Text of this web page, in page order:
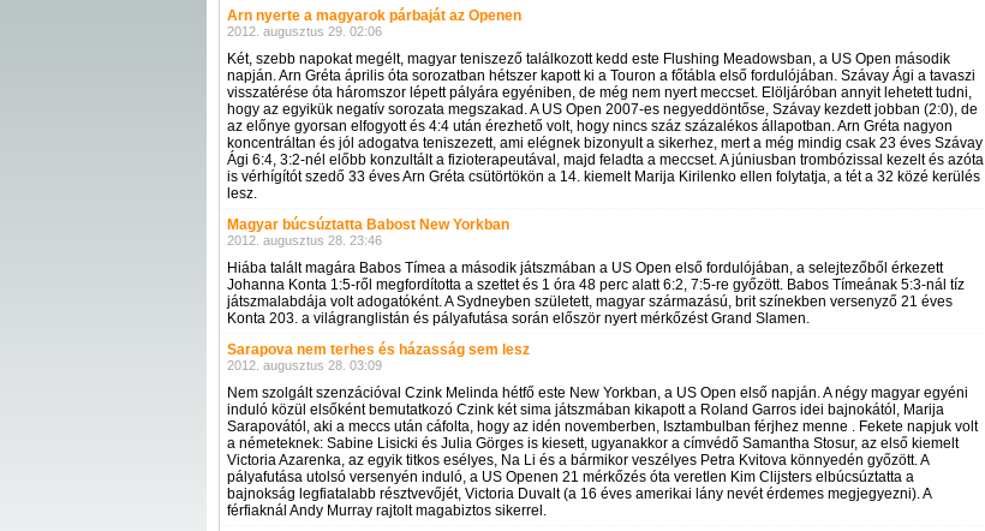
Arn nyerte a magyarok párbaját az Openen
2012. augusztus 29. 02:06
Két, szebb napokat megélt, magyar teniszező találkozott kedd este Flushing Meadowsban, a US Open második
napján. Arn Gréta április óta sorozatban hétszer kapott ki a Touron a főtábla első fordulójában. Szávay Ági a tavaszi
visszatérése óta háromszor lépett pályára egyéniben, de még nem nyert meccset. Elöljáróban annyit lehetett tudni,
hogy az egyikük negatív sorozata megszakad. A US Open 2007-es negyeddöntőse, Szávay kezdett jobban (2:0), de
az előnye gyorsan elfogyott és 4:4 után érezhető volt, hogy nincs száz százalékos állapotban. Arn Gréta nagyon
koncentráltan és jól adogatva teniszezett, ami elégnek bizonyult a sikerhez, mert a még mindig csak 23 éves Szávay
Ági 6:4, 3:2-nél előbb konzultált a fizioterapeutával, majd feladta a meccset. A júniusban trombózissal kezelt és azóta
is vérhígítót szedő 33 éves Arn Gréta csütörtökön a 14. kiemelt Marija Kirilenko ellen folytatja, a tét a 32 közé kerülés
lesz.
Magyar búcsúztatta Babost New Yorkban
2012. augusztus 28. 23:46
Hiába talált magára Babos Tímea a második játszmában a US Open első fordulójában, a selejtezőből érkezett
Johanna Konta 1:5-ről megfordította a szettet és 1 óra 48 perc alatt 6:2, 7:5-re győzött. Babos Tímeának 5:3-nál tíz
játszmalabdája volt adogatóként. A Sydneyben született, magyar származású, brit színekben versenyző 21 éves
Konta 203. a világranglistán és pályafutása során először nyert mérkőzést Grand Slamen.
Sarapova nem terhes és házasság sem lesz
2012. augusztus 28. 03:09
Nem szolgált szenzációval Czink Melinda hétfő este New Yorkban, a US Open első napján. A négy magyar egyéni
induló közül elsőként bemutatkozó Czink két sima játszmában kikapott a Roland Garros idei bajnokától, Marija
Sarapovától, aki a meccs után cáfolta, hogy az idén novemberben, Isztambulban férjhez menne . Fekete napjuk volt
a németeknek: Sabine Lisicki és Julia Görges is kiesett, ugyanakkor a címvédő Samantha Stosur, az első kiemelt
Victoria Azarenka, az egyik titkos esélyes, Na Li és a bármikor veszélyes Petra Kvitova könnyedén győzött. A
pályafutása utolsó versenyén induló, a US Openen 21 mérkőzés óta veretlen Kim Clijsters elbúcsúztatta a
bajnokság legfiatalabb résztvevőjét, Victoria Duvalt (a 16 éves amerikai lány nevét érdemes megjegyezni). A
férfiaknál Andy Murray rajtolt magabiztos sikerrel.